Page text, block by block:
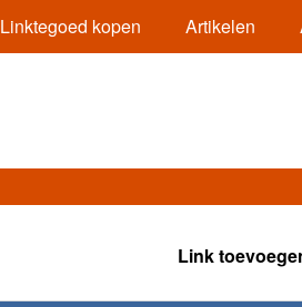
Linktegoed kopen Artikelen
Link